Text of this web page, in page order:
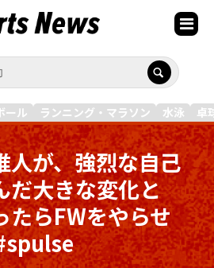
ール ランニング・マラソン 水泳 卓
人が、強烈な自己
だ大きな変化と
らFWをやらせ